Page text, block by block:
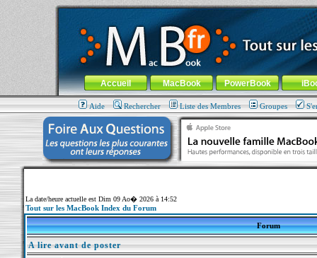
MacBook-fr.com : 100% Apple... 100% nomade !
Aller au contenu-Aller au menu général-Aller au menu de
Menu général
Accueil MacBook PowerBook
Aide Rechercher Liste des Membres Groupes
La date/heure actuelle est Dim 09 Ao� 2026 à 14:52
Tout sur les MacBook Index du Forum
Forum
A lire avant de poster